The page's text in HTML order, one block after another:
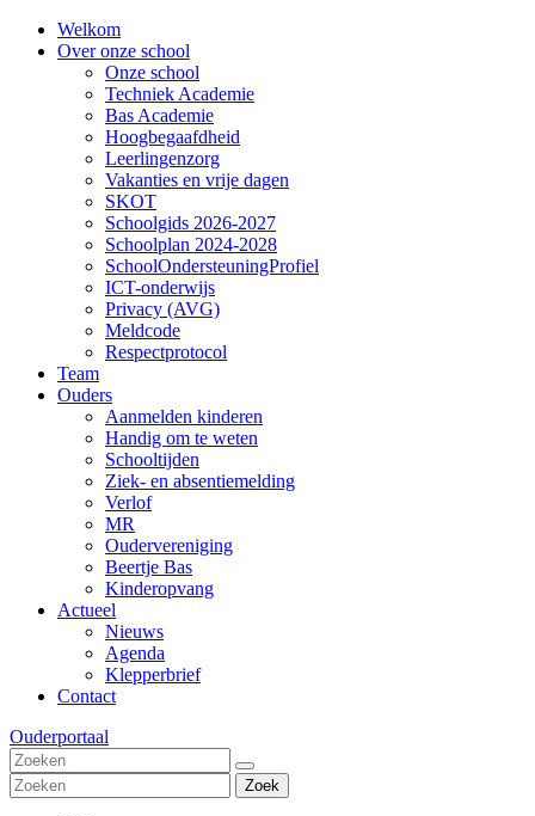
Welkom
Over onze school
Onze school
Techniek Academie
Bas Academie
Hoogbegaafdheid
Leerlingenzorg
Vakanties en vrije dagen
SKOT
Schoolgids 2026-2027
Schoolplan 2024-2028
SchoolOndersteuningProfiel
ICT-onderwijs
Privacy (AVG)
Meldcode
Respectprotocol
Team
Ouders
Aanmelden kinderen
Handig om te weten
Schooltijden
Ziek- en absentiemelding
Verlof
MR
Oudervereniging
Beertje Bas
Kinderopvang
Actueel
Nieuws
Agenda
Klepperbrief
Contact
Ouderportaal
Zoek